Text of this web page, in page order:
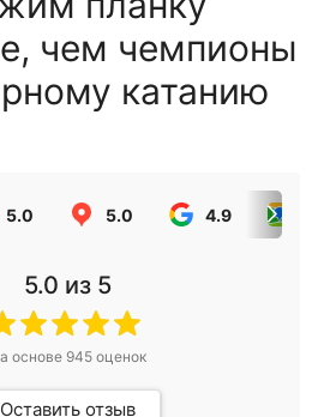
чем чемпионы
катанию
5.0 5.0 4.9
5.0 из 5
основе 945оценок
Оставить отзыв